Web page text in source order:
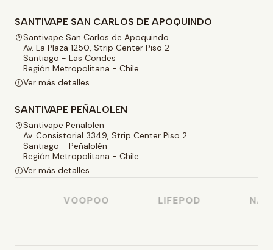
SANTIVAPE SAN CARLOS DE APOQUINDO
Santivape San Carlos de Apoquindo
Av. La Plaza 1250, Strip Center Piso 2
Santiago - Las Condes
Región Metropolitana - Chile
Ver más detalles
SANTIVAPE PEÑALOLEN
Santivape Peñalolen
Av. Consistorial 3349, Strip Center Piso 2
Santiago - Peñalolén
Región Metropolitana - Chile
Ver más detalles
VOOPOO LIFEPOD